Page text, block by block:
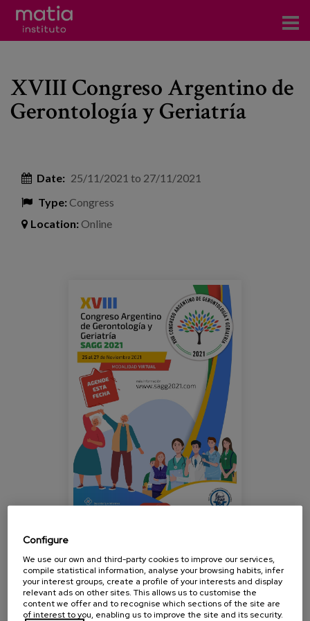
Research
Publications
Technical consulting and advice
Training
XVIII Congreso Argentino de
Gerontología y Geriatría
Date: 25/11/2021 to 27/11/2021
Type:Congress
Location:Online
congreso_sagg_2021.jpg
Cita organizada por la Sociedad Argentina de
Gerontología y Geriatría, que busca estimular a
científicos, profesionales y estudiantes
comprometidos con el tema del envejecimiento y la
Configure
We use our own and third-party cookies to improve our services,
compile statistical information, analyse your browsing habits, infer
your interest groups, create a profile of your interests and display
relevant ads on other sites. This allows us to customise the
content we offer and to recognise which sections of the site are
of interest to you, enabling us to improve the site and its security.